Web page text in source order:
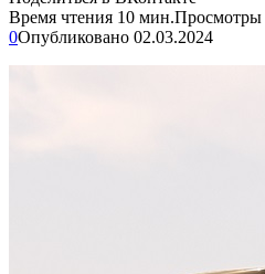
Время чтения 10 мин.Просмотры
0Опубликовано 02.03.2024